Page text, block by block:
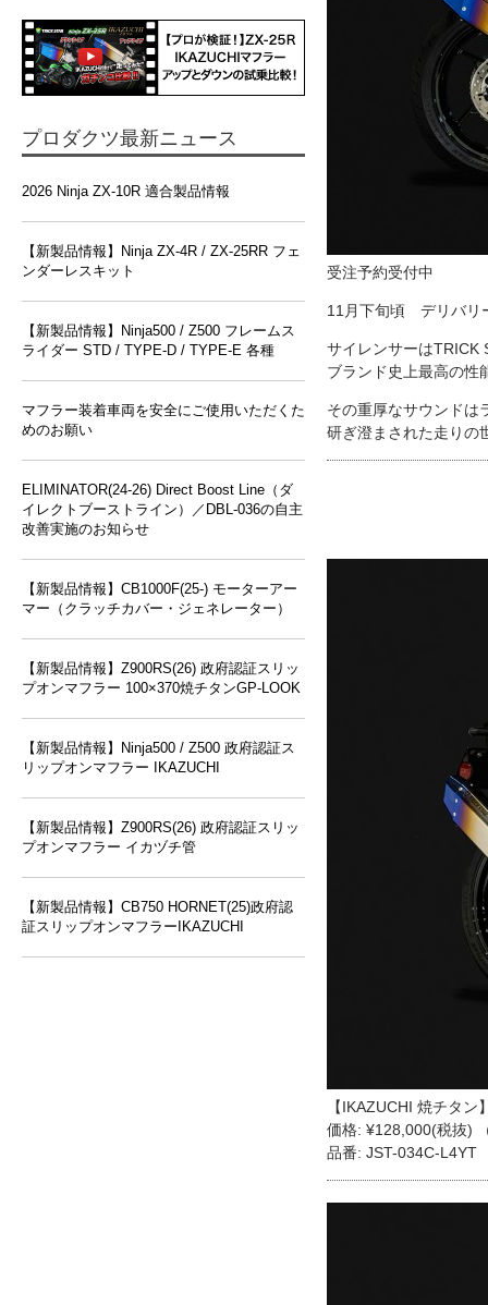
受注予約受付中
11月下旬頃 デリバリ
サイレンサーはTRICK
ブランド史上最高の性
その重厚なサウンドは
研ぎ澄まされた走りの
【IKAZUCHI 焼チタン
価格: ¥128,000(税抜)
品番: JST-034C-L4YT
プロダクツ最新ニュース
2026 Ninja ZX-10R 適合製品情報
【新製品情報】Ninja ZX-4R / ZX-25RR フェ
ンダーレスキット
【新製品情報】Ninja500 / Z500 フレームス
ライダー STD / TYPE-D / TYPE-E 各種
マフラー装着車両を安全にご使用いただくた
めのお願い
ELIMINATOR(24-26) Direct Boost Line（ダ
イレクトブーストライン）／DBL-036の自主
改善実施のお知らせ
【新製品情報】CB1000F(25-) モーターアー
マー（クラッチカバー・ジェネレーター）
【新製品情報】Z900RS(26) 政府認証スリッ
プオンマフラー 100×370焼チタンGP-LOOK
【新製品情報】Ninja500 / Z500 政府認証ス
リップオンマフラー IKAZUCHI
【新製品情報】Z900RS(26) 政府認証スリッ
プオンマフラー イカヅチ管
【新製品情報】CB750 HORNET(25)政府認
証スリップオンマフラーIKAZUCHI